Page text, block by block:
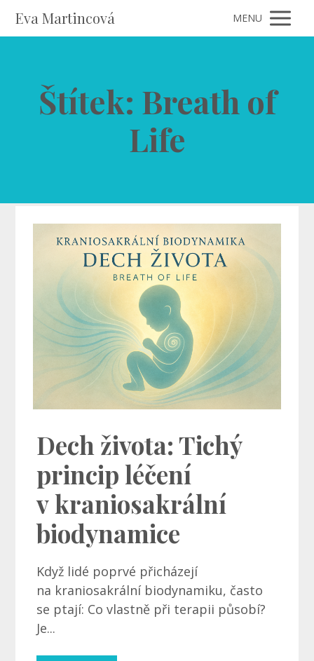
Eva Martincová MENU
Štítek: Breath of
Life
Dech života: Tichý
princip léčení
v kraniosakrální
biodynamice
Když lidé poprvé přicházejí
na kraniosakrální biodynamiku, často
se ptají: Co vlastně při terapii působí?
Je...